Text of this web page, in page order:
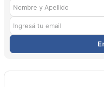
.
ibuprofeno
8
9.
magnesio
10. vitamina c